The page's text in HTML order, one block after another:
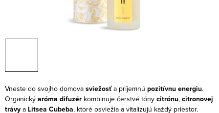
Vneste do svojho domova sviežosťa príjemnú pozitívnu energiu.
Organický aróma difuzér kombinuje čerstvé tóny citrónu, citronovej
trávy a Litsea Cubeba, ktoré osviežia a vitalizujú každý priestor.